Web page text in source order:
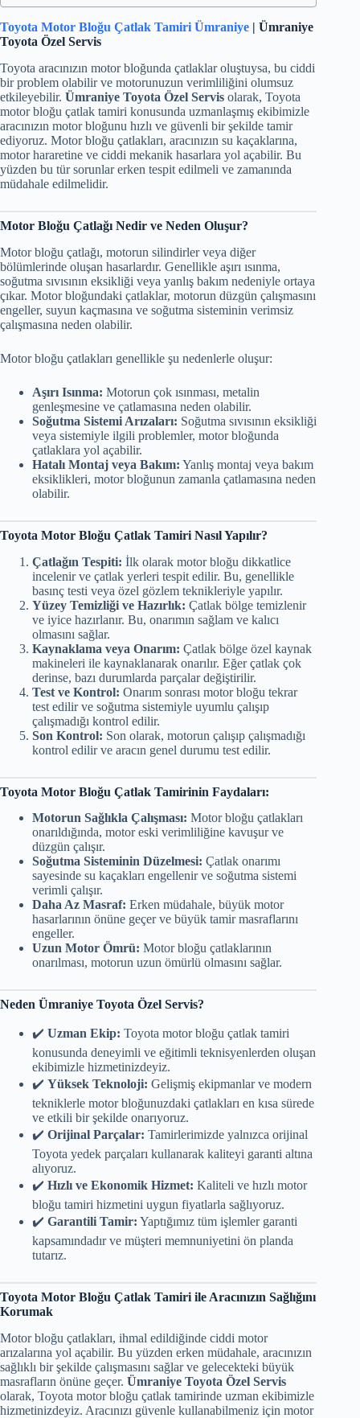
Toyota Motor Bloğu Çatlak Tamiri Ümraniye | Ümraniye
Toyota Özel Servis
Toyota aracınızın motor bloğunda çatlaklar oluştuysa, bu ciddi
bir problem olabilir ve motorunuzun verimliliğini olumsuz
etkileyebilir. Ümraniye Toyota Özel Servis olarak, Toyota
motor bloğu çatlak tamiri konusunda uzmanlaşmış ekibimizle
aracınızın motor bloğunu hızlı ve güvenli bir şekilde tamir
ediyoruz. Motor bloğu çatlakları, aracınızın su kaçaklarına,
motor hararetine ve ciddi mekanik hasarlara yol açabilir. Bu
yüzden bu tür sorunlar erken tespit edilmeli ve zamanında
müdahale edilmelidir.
Motor Bloğu Çatlağı Nedir ve Neden Oluşur?
Motor bloğu çatlağı, motorun silindirler veya diğer
bölümlerinde oluşan hasarlardır. Genellikle aşırı ısınma,
soğutma sıvısının eksikliği veya yanlış bakım nedeniyle ortaya
çıkar. Motor bloğundaki çatlaklar, motorun düzgün çalışmasını
engeller, suyun kaçmasına ve soğutma sisteminin verimsiz
çalışmasına neden olabilir.
Motor bloğu çatlakları genellikle şu nedenlerle oluşur:
Aşırı Isınma: Motorun çok ısınması, metalin
genleşmesine ve çatlamasına neden olabilir.
Soğutma Sistemi Arızaları: Soğutma sıvısının eksikliği
veya sistemiyle ilgili problemler, motor bloğunda
çatlaklara yol açabilir.
Hatalı Montaj veya Bakım: Yanlış montaj veya bakım
eksiklikleri, motor bloğunun zamanla çatlamasına neden
olabilir.
Toyota Motor Bloğu Çatlak Tamiri Nasıl Yapılır?
Çatlağın Tespiti: İlk olarak motor bloğu dikkatlice
incelenir ve çatlak yerleri tespit edilir. Bu, genellikle
basınç testi veya özel gözlem teknikleriyle yapılır.
Yüzey Temizliği ve Hazırlık: Çatlak bölge temizlenir
ve iyice hazırlanır. Bu, onarımın sağlam ve kalıcı
olmasını sağlar.
Kaynaklama veya Onarım: Çatlak bölge özel kaynak
makineleri ile kaynaklanarak onarılır. Eğer çatlak çok
derinse, bazı durumlarda parçalar değiştirilir.
Test ve Kontrol: Onarım sonrası motor bloğu tekrar
test edilir ve soğutma sistemiyle uyumlu çalışıp
çalışmadığı kontrol edilir.
Son Kontrol: Son olarak, motorun çalışıp çalışmadığı
kontrol edilir ve aracın genel durumu test edilir.
Toyota Motor Bloğu Çatlak Tamirinin Faydaları:
Motorun Sağlıkla Çalışması: Motor bloğu çatlakları
onarıldığında, motor eski verimliliğine kavuşur ve
düzgün çalışır.
Soğutma Sisteminin Düzelmesi: Çatlak onarımı
sayesinde su kaçakları engellenir ve soğutma sistemi
verimli çalışır.
Daha Az Masraf: Erken müdahale, büyük motor
hasarlarının önüne geçer ve büyük tamir masraflarını
engeller.
Uzun Motor Ömrü: Motor bloğu çatlaklarının
onarılması, motorun uzun ömürlü olmasını sağlar.
Neden Ümraniye Toyota Özel Servis?
✔️ Uzman Ekip: Toyota motor bloğu çatlak tamiri
konusunda deneyimli ve eğitimli teknisyenlerden oluşan
ekibimizle hizmetinizdeyiz.
✔️ Yüksek Teknoloji: Gelişmiş ekipmanlar ve modern
tekniklerle motor bloğunuzdaki çatlakları en kısa sürede
ve etkili bir şekilde onarıyoruz.
✔️ Orijinal Parçalar: Tamirlerimizde yalnızca orijinal
Toyota yedek parçaları kullanarak kaliteyi garanti altına
alıyoruz.
✔️ Hızlı ve Ekonomik Hizmet: Kaliteli ve hızlı motor
bloğu tamiri hizmetini uygun fiyatlarla sağlıyoruz.
✔️ Garantili Tamir: Yaptığımız tüm işlemler garanti
kapsamındadır ve müşteri memnuniyetini ön planda
tutarız.
Toyota Motor Bloğu Çatlak Tamiri ile Aracınızın Sağlığını
Korumak
Motor bloğu çatlakları, ihmal edildiğinde ciddi motor
arızalarına yol açabilir. Bu yüzden erken müdahale, aracınızın
sağlıklı bir şekilde çalışmasını sağlar ve gelecekteki büyük
masrafların önüne geçer. Ümraniye Toyota Özel Servis
olarak, Toyota motor bloğu çatlak tamirinde uzman ekibimizle
hizmetinizdeyiz. Aracınızı güvenle kullanabilmeniz için motor